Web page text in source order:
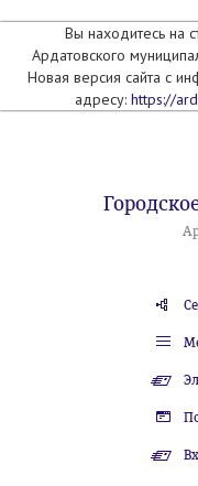
Вы находитесь на
Ардатовского
Новая версия сайта с
адресу: https://